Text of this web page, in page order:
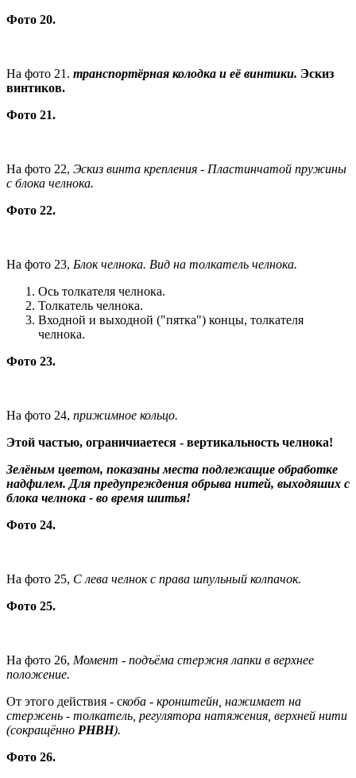
Фото 20.
На фото 21. транспортёрная колодка и её винтики. Эскиз
винтиков.
Фото 21.
На фото 22, Эскиз винта крепления - Пластинчатой пружины
с блока челнока.
Фото 22.
На фото 23, Блок челнока. Вид на толкатель челнока.
Ось толкателя челнока.
Толкатель челнока.
Входной и выходной ("пятка") концы, толкателя
челнока.
Фото 23.
На фото 24, прижимное кольцо.
Этой частью, ограничиаетеся - вертикальность челнока!
Зелёным цветом, показаны места подлежащие обработке
надфилем. Для предупреждения обрыва нитей, выходяших с
блока челнока - во время шитья!
Фото 24.
На фото 25, С лева челнок с права шпульный колпачок.
Фото 25.
На фото 26, Момент - подъёма стержня лапки в верхнее
положение.
От этого действия - скоба - кронштейн, нажимает на
стержень - толкатель, регулятора натяжения, верхней нити
(сокращённо РНВН).
Фото 26.